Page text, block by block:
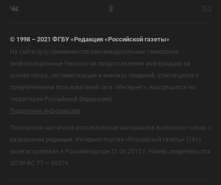
© 1998 – 2021 ФГБУ «Редакция «Российской газеты»
На сайте rg.ru применяются рекомендательные технологии
(информационные технологии предоставления информации на
основе сбора, систематизации и анализа сведений, относящихся к
предпочтениям пользователей сети «Интернет», находящихся на
территории Российской Федерации).
Подробная информация
Полное или частичное использование материалов возможно только с
разрешения редакции. Интернет-портал «Российской газеты» (18+)
зарегистрирован в Роскомнадзоре 21.06.2012 г. Номер свидетельства
ЭЛ № ФС 77 — 50379.